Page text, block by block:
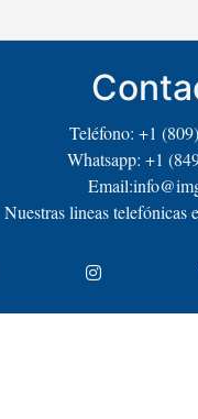
Teléfono: +1
Whatsapp: +1
Nuestras lineas telefónicas